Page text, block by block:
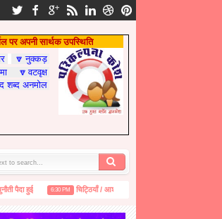
पर अपनी सार्थक उपस्थिति
🔽नुक्कड़
🔽वटवृक्ष
शब्द अनमोल
हुई 6:30 PM चिट्ठियाँ / आशीर्वचन / सन्देश .....ब्लोगोत्सव के लिए